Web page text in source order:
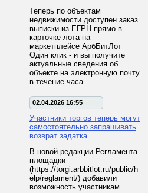
Теперь по объектам
недвижимости доступен заказ
выписки из ЕГРН прямо в
карточке лота на
маркетплейсе АрбБитЛот
Один клик - и вы получите
актуальные сведения об
объекте на электронную почту
в течение часа.
02.04.2026 16:55
Участники торгов теперь могут
самостоятельно запрашивать
возврат задатка
В новой редакции Регламента
площадки
(https://torgi.arbbitlot.ru/public/h
elp/reglament/) добавили
возможность участникам